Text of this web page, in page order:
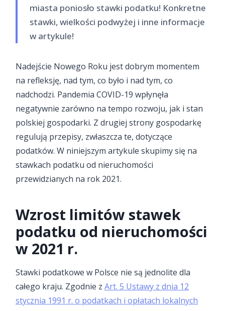
miasta poniosło stawki podatku! Konkretne
stawki, wielkości podwyżej i inne informacje
w artykule!
Nadejście Nowego Roku jest dobrym momentem
na refleksję, nad tym, co było i nad tym, co
nadchodzi. Pandemia COVID-19 wpłynęła
negatywnie zarówno na tempo rozwoju, jak i stan
polskiej gospodarki. Z drugiej strony gospodarkę
regulują przepisy, zwłaszcza te, dotyczące
podatków. W niniejszym artykule skupimy się na
stawkach podatku od nieruchomości
przewidzianych na rok 2021.
Wzrost limitów stawek
podatku od nieruchomości
w 2021 r.
Stawki podatkowe w Polsce nie są jednolite dla
całego kraju. Zgodnie z Art. 5 Ustawy z dnia 12
stycznia 1991 r. o podatkach i opłatach lokalnych